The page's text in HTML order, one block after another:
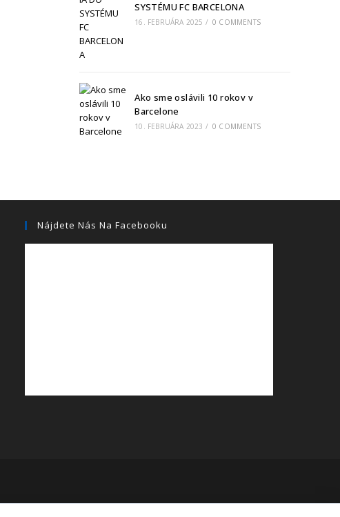
SYSTÉMU FC BARCELONA
16. FEBRUÁRA 2025 / 0 COMMENTS
Ako sme oslávili 10 rokov v
Barcelone
10. FEBRUÁRA 2023 / 0 COMMENTS
Nájdete Nás Na Facebooku